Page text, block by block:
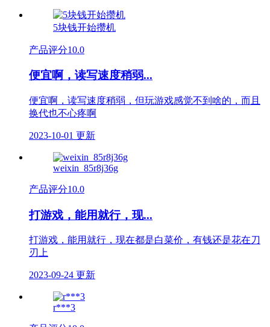
5块钱开始攒机
产品评分10.0
便宜啊，读写速度稍弱...
便宜啊，读写速度稍弱，但玩游戏感觉不到啥的，而且
换代也不心疼啊
2023-10-01 更新
weixin_85r8j36g
产品评分10.0
打游戏，能用就行，现...
打游戏，能用就行，现在都是白菜价，有钱还是花在刀
刃上
2023-09-24 更新
r***3